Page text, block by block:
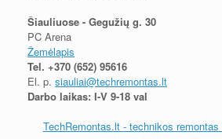
Šiauliuose - Gegužių g. 30
PC Arena
Žemėlapis
Tel. +370 (652) 95616
El. p. siauliai@techremontas.lt
Darbo laikas: I-V 9-18 val
TechRemontas.lt - technikos remontas